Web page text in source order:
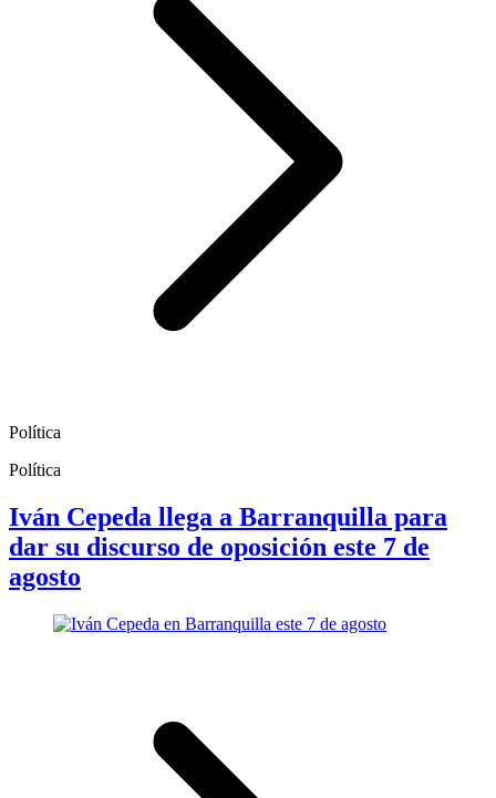
Política
Política
Iván Cepeda llega a Barranquilla para
dar su discurso de oposición este 7 de
agosto